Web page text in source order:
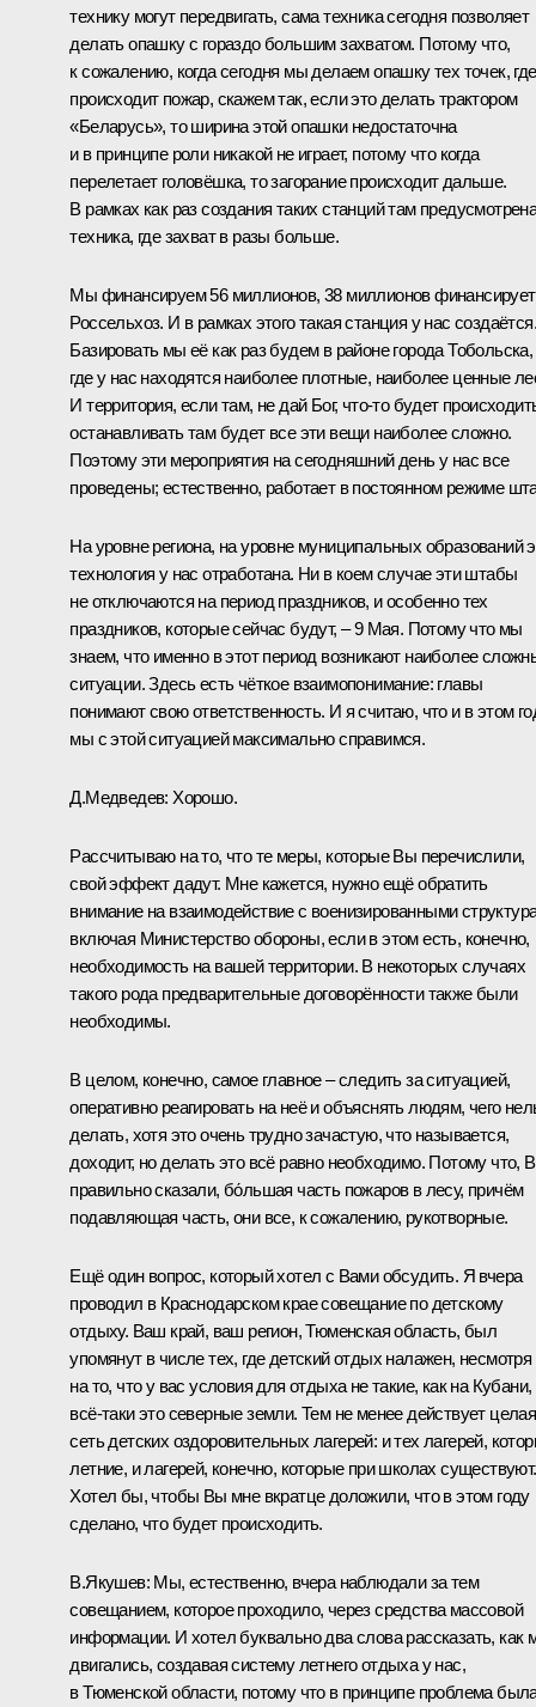
технику могут передвигать, сама техника сегодня позволяет
делать опашку с гораздо большим захватом. Потому что,
к сожалению, когда сегодня мы делаем опашку тех точек, где
происходит пожар, скажем так, если это делать трактором
«Беларусь», то ширина этой опашки недостаточна
и в принципе роли никакой не играет, потому что когда
перелетает головёшка, то загорание происходит дальше.
В рамках как раз создания таких станций там
техника, где захват в разы больше.
Мы финансируем 56 миллионов, 38 миллионов финансирует
Россельхоз. И в рамках этого такая станция у нас создаётся.
Базировать мы её как раз будем в районе города Тобольска,
где у нас находятся наиболее плотные, наиболее ценные
И территория, если там, не дай Бог, что‑то будет
останавливать там будет все эти вещи наиболее сложно.
Поэтому эти мероприятия на сегодняшний день у нас все
проведены; естественно, работает в постоянном режиме
На уровне региона, на уровне муниципальных образований
технология у нас отработана. Ни в коем случае эти штабы
не отключаются на период праздников, и особенно тех
праздников, которые сейчас будут, – 9 Мая. Потому что мы
знаем, что именно в этот период возникают наиболее
ситуации. Здесь есть чёткое взаимопонимание: главы
понимают свою ответственность. И я считаю, что и в этом
мы с этой ситуацией максимально справимся.
Д.Медведев: Хорошо.
Рассчитываю на то, что те меры, которые Вы перечислили,
свой эффект дадут. Мне кажется, нужно ещё обратить
внимание на взаимодействие с военизированными
включая Министерство обороны, если в этом есть, конечно,
необходимость на вашей территории. В некоторых случаях
такого рода предварительные договорённости также были
необходимы.
В целом, конечно, самое главное – следить за ситуацией,
оперативно реагировать на неё и объяснять людям, чего
делать, хотя это очень трудно зачастую, что называется,
доходит, но делать это всё равно необходимо. Потому что,
правильно сказали, бо́льшая часть пожаров в лесу, причём
подавляющая часть, они все, к сожалению, рукотворные.
Ещё один вопрос, который хотел с Вами обсудить. Я вчера
проводил в Краснодарском краесовещаниепо детскому
отдыху. Ваш край, ваш регион, Тюменская область, был
упомянут в числе тех, где детский отдых налажен, несмотря
на то, что у вас условия для отдыха не такие, как на Кубани,
всё‑таки это северные земли. Тем не менее действует целая
сеть детских оздоровительных лагерей: и тех лагерей,
летние, и лагерей, конечно, которые при школах существуют.
Хотел бы, чтобы Вы мне вкратце доложили, что в этом году
сделано, что будет происходить.
В.Якушев: Мы, естественно, вчера наблюдали за тем
совещанием, которое проходило, через средства массовой
информации. И хотел буквально два слова рассказать, как
двигались, создавая систему летнего отдыха у нас,
в Тюменской области, потому что в принципе проблема